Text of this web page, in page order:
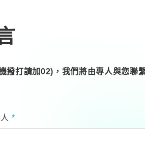
撥打請加02)，我們將由專人與您聯
*